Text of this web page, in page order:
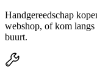
Handgereedschap
webshop, of kom
buurt.